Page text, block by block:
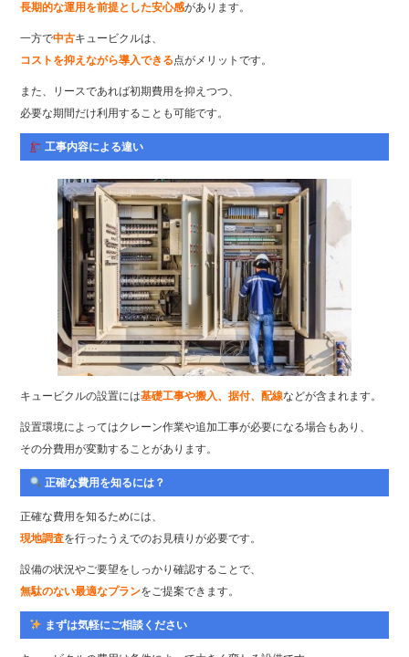
長期的な運用を前提とした安心感があります。
一方で中古キュービクルは、
コストを抑えながら導入できる点がメリットです。
また、リースであれば初期費用を抑えつつ、
必要な期間だけ利用することも可能です。
工事内容による違い
キュービクルの設置には基礎工事や搬入、据付、配線などが含まれます。
設置環境によってはクレーン作業や追加工事が必要になる場合もあり、
その分費用が変動することがあります。
正確な費用を知るには？
正確な費用を知るためには、
現地調査を行ったうえでのお見積りが必要です。
設備の状況やご要望をしっかり確認することで、
無駄のない最適なプランをご提案できます。
まずは気軽にご相談ください